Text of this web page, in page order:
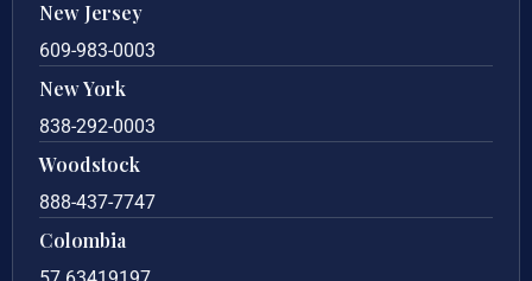
New Jersey
609-983-0003
New York
838-292-0003
Woodstock
888-437-7747
Colombia